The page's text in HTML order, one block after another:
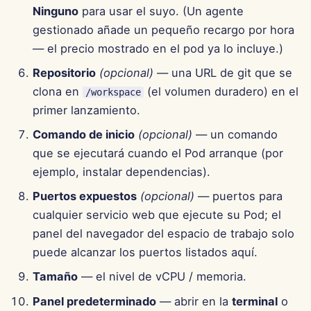
13 de junio de 2025
6 de junio de 2025
30 de mayo de 2025
23 de mayo de 2025
16 de mayo de 2025
9 de mayo de 2025
2 de mayo de 2025
25 de abril de 2025
18 de abril de 2025
Ningunopara usar el suyo. (Un agente
gestionado añade un pequeño recargo por hora
— el precio mostrado en el pod ya lo incluye.)
Repositorio (opcional) — una URL de git que se
clona en
/workspace
(el volumen duradero) en el
primer lanzamiento.
Comando de inicio (opcional) — un comando
que se ejecutará cuando el Pod arranque (por
ejemplo, instalar dependencias).
Puertos expuestos (opcional) — puertos para
cualquier servicio web que ejecute su Pod; el
panel del navegador del espacio de trabajo solo
puede alcanzar los puertos listados aquí.
Tamaño— el nivel de vCPU / memoria.
Panel predeterminado— abrir en la terminalo